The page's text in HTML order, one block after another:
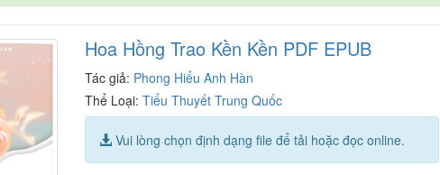
Hoa Hồng Trao Kền Kền PDF EPUB
Tác giả: Phong Hiểu Anh Hàn
Thể Loại:Tiểu Thuyết Trung Quốc
Vui lòng chọn định dạng file để tải hoặc đọc online.